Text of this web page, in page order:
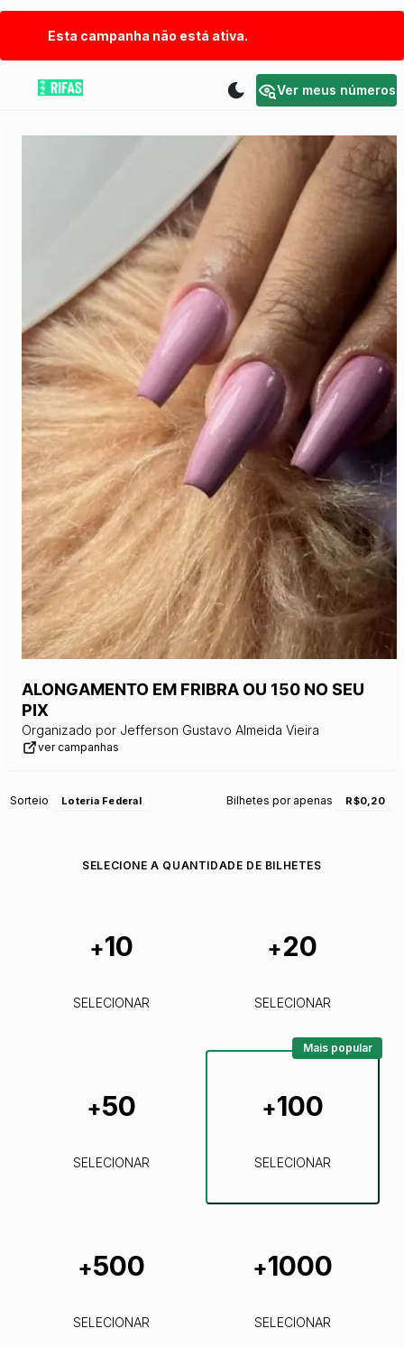
Esta campanha não está ativa.
Ver meus números
ALONGAMENTO EM FRIBRA OU 150 NO SEU
PIX
Organizado por Jefferson Gustavo Almeida Vieira
ver campanhas
Sorteio Loteria Federal Bilhetes por apenas R$0,20
SELECIONE A QUANTIDADE DE BILHETES
+10
SELECIONAR
+20
SELECIONAR
+50
SELECIONAR
+100
SELECIONAR
Mais popular
+500
SELECIONAR
+1000
SELECIONAR